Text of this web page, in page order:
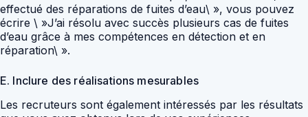
effectué des réparations de fuites d’eau\ », vous pouvez
écrire \ »J’ai résolu avec succès plusieurs cas de fuites
d’eau grâce à mes compétences en détection et en
réparation\ ».
E. Inclure des réalisations mesurables
Les recruteurs sont également intéressés par les résultats